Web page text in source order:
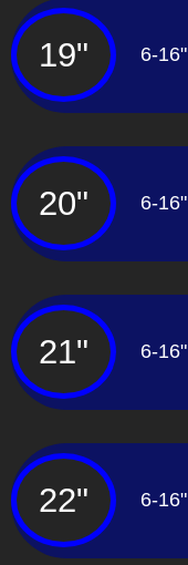
19" 6-16"
20" 6-16"
21" 6-16"
22" 6-16"